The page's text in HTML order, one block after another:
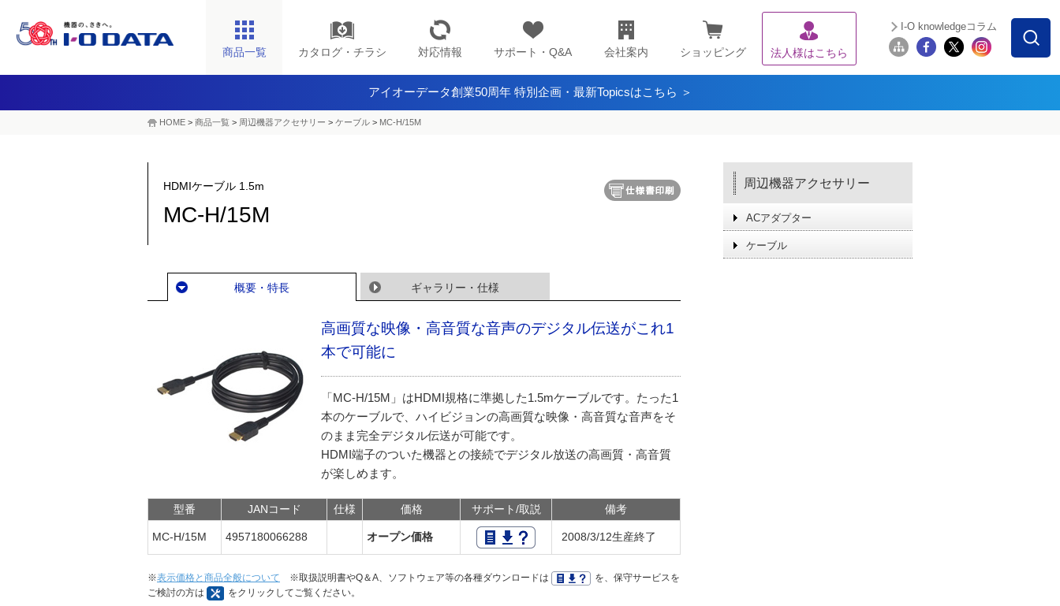
商品一覧 カタログ・チラシ 対応情報 サポート・Q&A 会社案内 ショッピング 法人様はこちら
I-O knowledgeコラム
アイオーデータ創業50周年 特別企画・最新Topicsはこちら ＞
HOME > 商品一覧 > 周辺機器アクセサリー > ケーブル > MC-H/15M
HDMIケーブル 1.5m
MC-H/15M
概要・特長 ギャラリー・仕様
高画質な映像・高音質な音声のデジタル伝送がこれ1
本で可能に
「MC-H/15M」はHDMI規格に準拠した1.5mケーブルです。たった1
本のケーブルで、ハイビジョンの高画質な映像・高音質な音声をそ
のまま完全デジタル伝送が可能です。
HDMI端子のついた機器との接続でデジタル放送の高画質・高音質
が楽しめます。
型番 JANコード 仕様 価格 サポート/取説 備考
MC-H/15M 4957180066288 オープン価格 2008/3/12生産終了
※表示価格と商品全般について ※取扱説明書やQ＆A、ソフトウェア等の各種ダウンロードは
を、保守サービスを
ご検討の方は
をクリックしてご覧ください。
周辺機器アクセサリー
ACアダプター
ケーブル